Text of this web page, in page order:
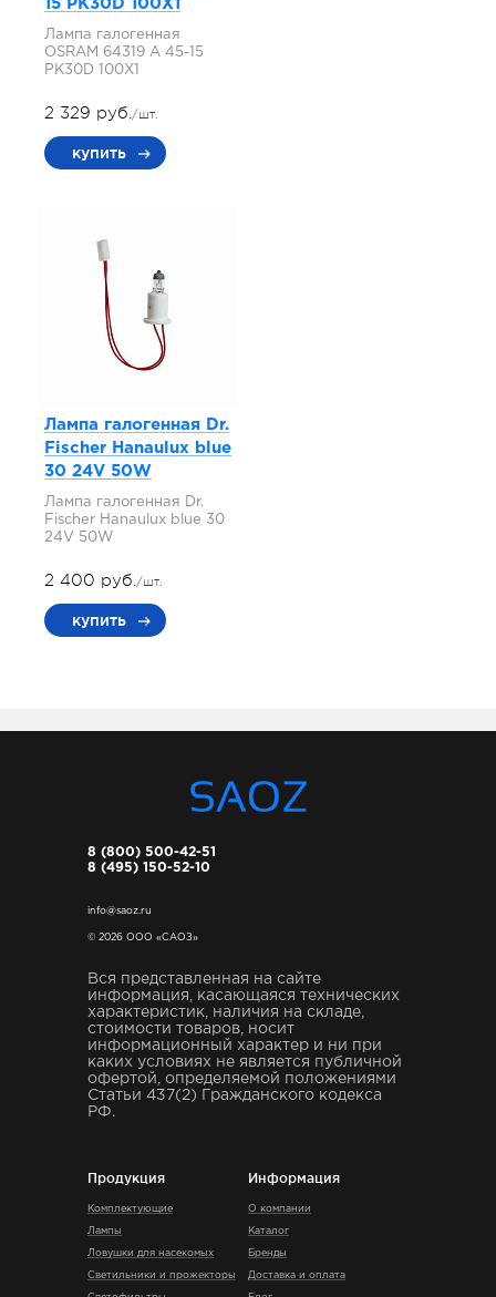
15 PK30D 100X1
Лампа галогенная
OSRAM 64319 A 45-15
PK30D 100X1
2 329 руб./шт.
купить
Лампа галогенная Dr.
Fischer Hanaulux blue
30 24V 50W
Лампа галогенная Dr.
Fischer Hanaulux blue 30
24V 50W
2 400 руб./шт.
купить
8 (800) 500-42-51
8 (495) 150-52-10
info@saoz.ru
© 2026 ООО «САОЗ»
Вся представленная на сайте
информация, касающаяся технических
характеристик, наличия на складе,
стоимости товаров, носит
информационный характер и ни при
каких условиях не является публичной
офертой, определяемой положениями
Статьи 437(2) Гражданского кодекса
РФ.
Продукция
Комплектующие
Лампы
Ловушки для насекомых
Светильники и прожекторы
Информация
О компании
Каталог
Бренды
Доставка и оплата